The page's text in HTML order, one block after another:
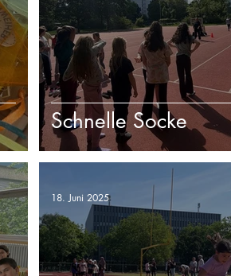
Schnelle Socke
18. Juni 2025